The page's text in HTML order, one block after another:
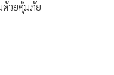
ด้วยคุ้มภัย